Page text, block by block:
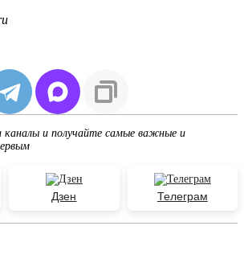
и получайте самые важные и
Дзен Телеграм